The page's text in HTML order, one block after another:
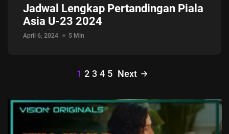
Jadwal Lengkap Pertandingan Piala
Asia U-23 2024
April 6, 2024 5 Min
1 2 3 4 5 Next